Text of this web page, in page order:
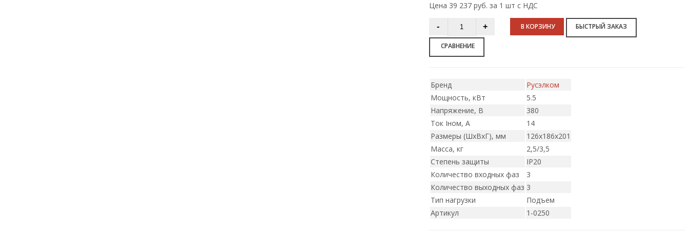
Цена 39 237 руб. за 1 шт с НДС
В КОРЗИНУ БЫСТРЫЙ ЗАКАЗ
СРАВНЕНИЕ
Бренд
Русэлком
Мощность, кВт
5.5
Напряжение, В
380
Ток Iном, А
14
Размеры (ШxВxГ), мм
126х186х201
Масса, кг
2,5/3,5
Степень защиты
IP20
Количество входных фаз
3
Количество выходных фаз 3
Тип нагрузки
Подъем
Артикул
1-0250